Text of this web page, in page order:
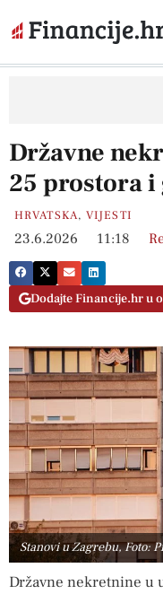
Državne
25 prostora i
HRVATSKA,VIJESTI
23.6.2026 11:18
Dodajte Financije.hr u
Stanovi u Zagrebu, Foto:
Državne nekretnine u